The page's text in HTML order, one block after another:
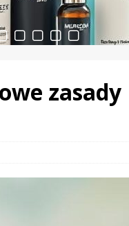
zasady